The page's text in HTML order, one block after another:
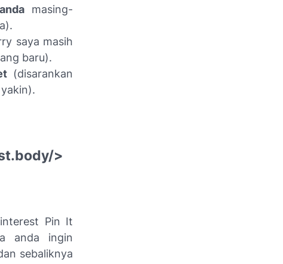
masing-
saya masih
baru).
(disarankan
>
Pin It
anda ingin
sebaliknya